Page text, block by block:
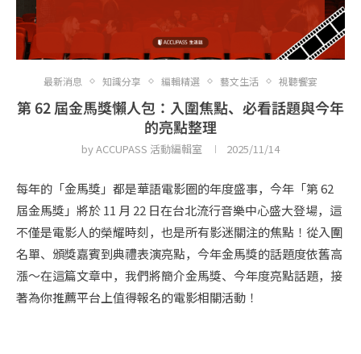
最新消息 知識分享 編輯精選 藝文生活 視聽饗宴
第 62 屆金馬獎懶人包：入圍焦點、必看話題與今年
的亮點整理
byACCUPASS 活動編輯室 2025/11/14
每年的「金馬獎」都是華語電影圈的年度盛事，今年「第 62
屆金馬獎」將於 11 月 22 日在台北流行音樂中心盛大登場，這
不僅是電影人的榮耀時刻，也是所有影迷關注的焦點！從入圍
名單、頒獎嘉賓到典禮表演亮點，今年金馬獎的話題度依舊高
漲～在這篇文章中，我們將簡介金馬獎、今年度亮點話題，接
著為你推薦平台上值得報名的電影相關活動！